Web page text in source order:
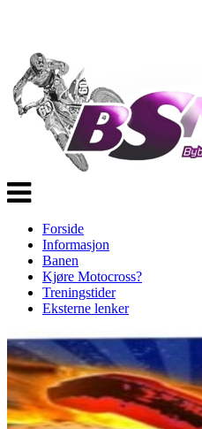
Veksle
navigasjon
Forside
Informasjon
Banen
Kjøre Motocross?
Treningstider
Eksterne lenker